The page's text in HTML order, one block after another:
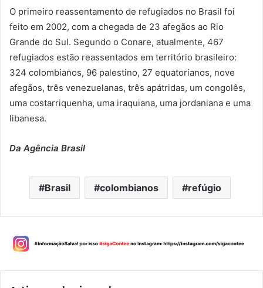
O primeiro reassentamento de refugiados no Brasil foi
feito em 2002, com a chegada de 23 afegãos ao Rio
Grande do Sul. Segundo o Conare, atualmente, 467
refugiados estão reassentados em território brasileiro:
324 colombianos, 96 palestino, 27 equatorianos, nove
afegãos, três venezuelanas, três apátridas, um congolês,
uma costarriquenha, uma iraquiana, uma jordaniana e uma
libanesa.
Da Agência Brasil
Brasil colombianos refúgio